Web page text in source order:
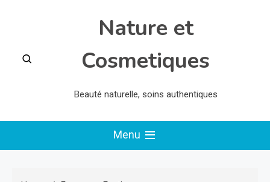
Nature et
Cosmetiques
Beauté naturelle, soins authentiques
Menu